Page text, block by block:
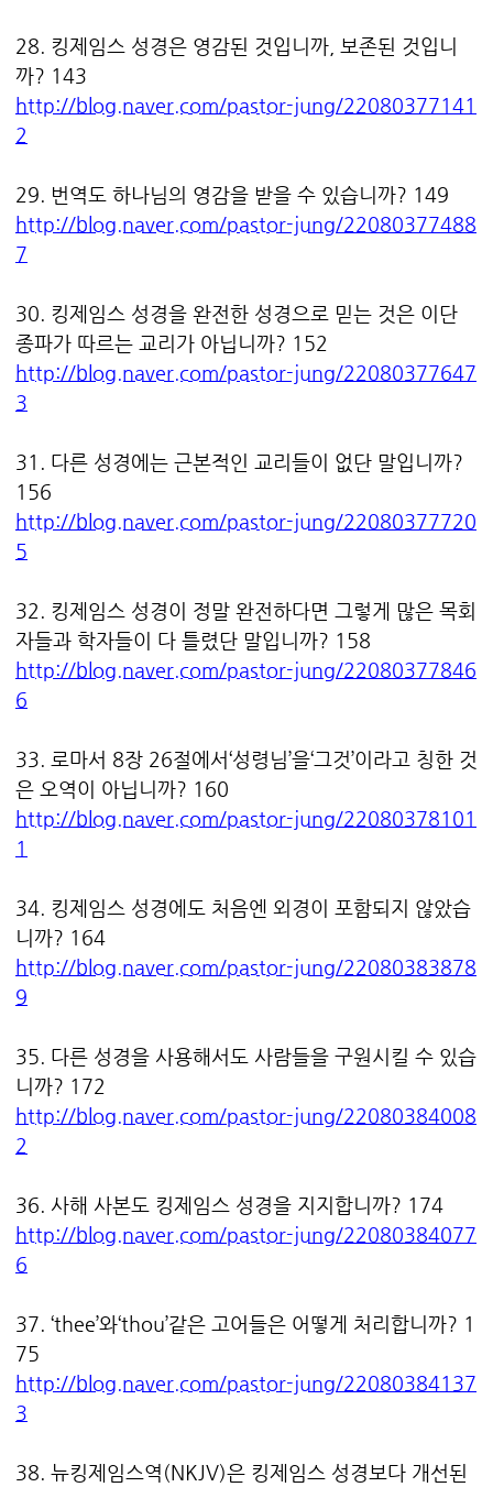
28. 킹제임스 성경은 영감된 것입니까, 보존된 것입니
까? 143
http://blog.naver.com/pastor-jung/22080377141
2
29. 번역도 하나님의 영감을 받을 수 있습니까? 149
http://blog.naver.com/pastor-jung/22080377488
7
30. 킹제임스 성경을 완전한 성경으로 믿는 것은 이단
종파가 따르는 교리가 아닙니까? 152
http://blog.naver.com/pastor-jung/22080377647
3
31. 다른 성경에는 근본적인 교리들이 없단 말입니까?
156
http://blog.naver.com/pastor-jung/22080377720
5
32. 킹제임스 성경이 정말 완전하다면 그렇게 많은 목회
자들과 학자들이 다 틀렸단 말입니까? 158
http://blog.naver.com/pastor-jung/22080377846
6
33. 로마서 8장 26절에서‘성령님’을‘그것’이라고 칭한 것
은 오역이 아닙니까? 160
http://blog.naver.com/pastor-jung/22080378101
1
34. 킹제임스 성경에도 처음엔 외경이 포함되지 않았습
니까? 164
http://blog.naver.com/pastor-jung/22080383878
9
35. 다른 성경을 사용해서도 사람들을 구원시킬 수 있습
니까? 172
http://blog.naver.com/pastor-jung/22080384008
2
36. 사해 사본도 킹제임스 성경을 지지합니까? 174
http://blog.naver.com/pastor-jung/22080384077
6
37. ‘thee’와‘thou’같은 고어들은 어떻게 처리합니까? 1
75
http://blog.naver.com/pastor-jung/22080384137
3
38. 뉴킹제임스역(NKJV)은 킹제임스 성경보다 개선된